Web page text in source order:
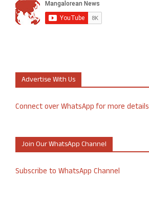
Advertise With Us
Connect over WhatsApp for more details
Join Our WhatsApp Channel
Subscribe to WhatsApp Channel